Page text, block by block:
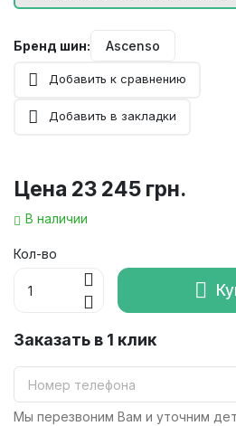
Бренд шин: Ascenso
Добавить к сравнению
Добавить в закладки
Цена 23 245 грн.
В наличии
Кол-во
Заказать в 1 клик
Мы перезвоним Вам и уточним